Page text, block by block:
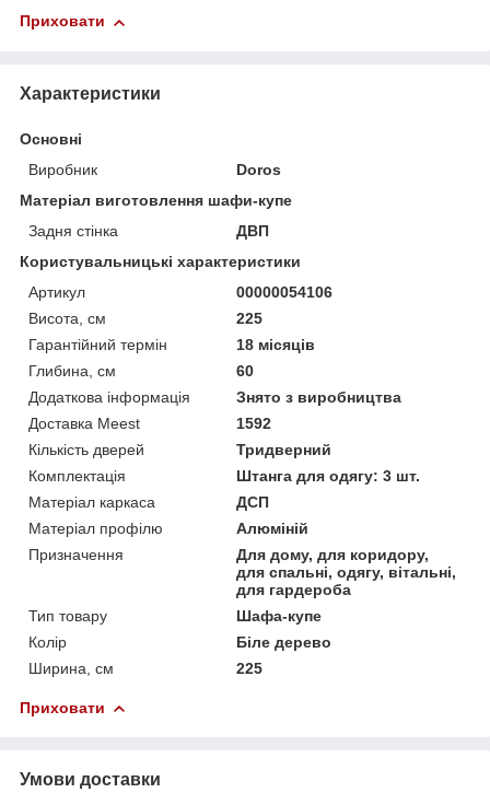
Приховати
Характеристики
Основні
Виробник
Doros
Матеріал виготовлення шафи-купе
Задня стінка
ДВП
Користувальницькі характеристики
Артикул
00000054106
Висота, см
225
Гарантійний термін
18 місяців
Глибина, см
60
Додаткова інформація
Знято з виробництва
Доставка Meest
1592
Кількість дверей
Тридверний
Комплектація
Штанга для одягу: 3 шт.
Матеріал каркаса
ДСП
Матеріал профілю
Алюміній
Призначення
Для дому, для коридору,
для спальні, одягу, вітальні,
для гардероба
Тип товару
Шафа-купе
Колір
Біле дерево
Ширина, см
225
Приховати
Умови доставки